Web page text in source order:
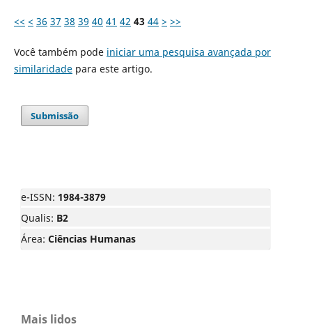
<< < 36 37 38 39 40 41 42 43 44 > >>
Você também pode iniciar uma pesquisa avançada por
similaridadepara este artigo.
Submissão
e-ISSN: 1984-3879
Qualis: B2
Área: Ciências Humanas
Mais lidos